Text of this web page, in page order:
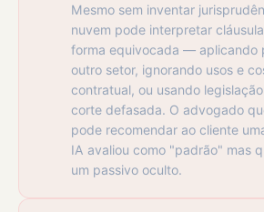
Mesmo sem inventar
nuvem pode interpretar
forma equivocada — aplicando
outro setor, ignorando usos e
contratual, ou usando
corte defasada. O advogado
pode recomendar ao cliente
IA avaliou como "padrão" mas
um passivo oculto.